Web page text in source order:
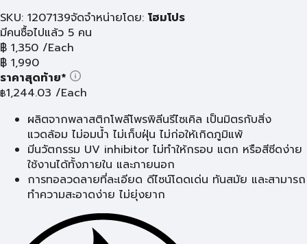
SKU: 1207139จัดจำหน่ายโดย: โฮมโปร
มีคนซื้อไปแล้ว 5 คน
฿ 1,350 /Each
฿ 1,990
ราคาสุดท้าย*
฿1,244.03 /Each
ผลิตจากพลาสติกโพลีโพรพิลีนรีไซเคิล เป็นมิตรกับสิ่ง
แวดล้อม ไม่อมน้ำ ไม่เก็บฝุ่น ไม่ก่อให้เกิดภูมิแพ้
มีนวัตกรรม UV inhibitor ไม่ทำให้กรอบ แตก หรือสีซีดง่าย
ใช้งานได้ทั้งภายใน และภายนอก
การทอลวดลายที่ละเอียด ดีไซน์โดดเด่น ทันสมัย และสามารถ
ทำความสะอาดง่าย ไม่ยุ่งยาก